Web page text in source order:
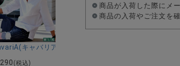
ニット/全12色
パンツ/全5色
織り7分袖カプリシャツ/全9色
キャバリア)コットンリネンホリゾンタルカラー
(税込)
商品が入荷した際にメ
商品の入荷やご注文を